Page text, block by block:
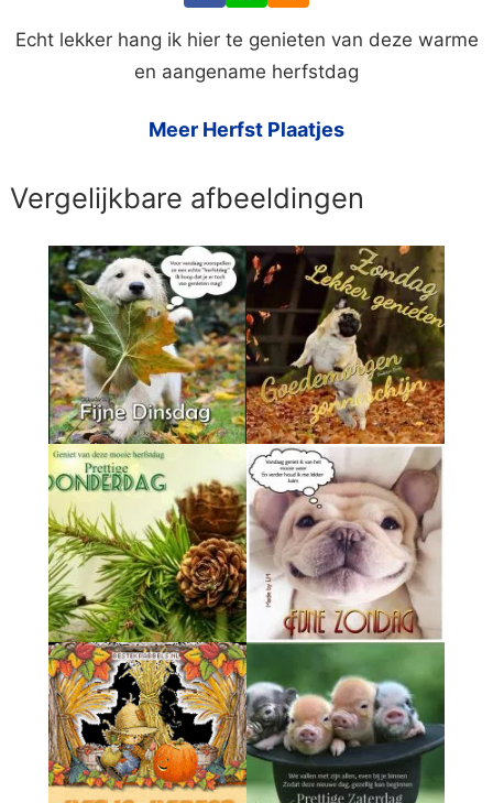
Echt lekker hang ik hier te genieten van deze warme
en aangename herfstdag
Meer Herfst Plaatjes
Vergelijkbare afbeeldingen